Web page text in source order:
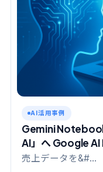
AI活用事例
Gemini
AI」へ Google AI
こと
売上データを&#…